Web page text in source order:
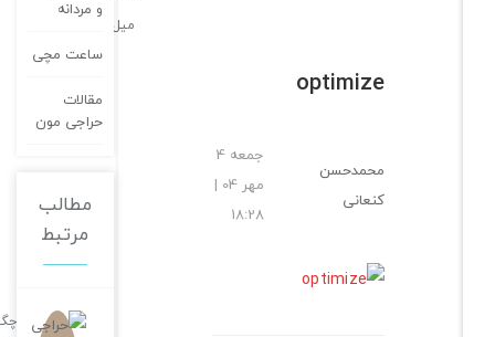
optimize
محمدحسن
ساعت مچی
حراجی مون
مطالب
چگونه در